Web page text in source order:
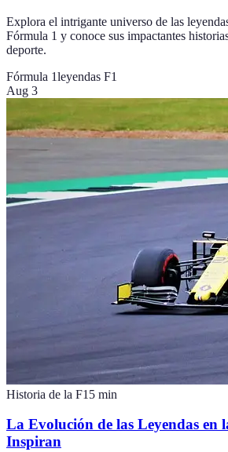
Explora el intrigante universo de las
Fórmula 1 y conoce sus impactantes
deporte.
Fórmula 1leyendas F1
Aug 3
Historia de la F1 5 min
La Evolución de las Leyendas en
Inspiran